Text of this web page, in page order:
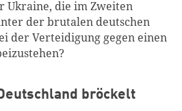
Ukraine, die im Zweiten
der brutalen deutschen
der Verteidigung gegen einen
bröckelt